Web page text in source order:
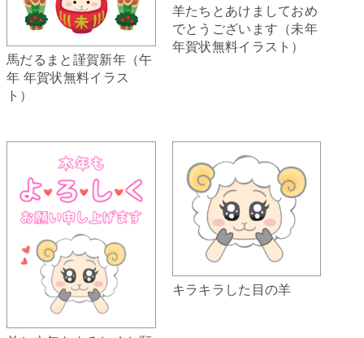
馬だるまと謹賀新年（午
年 年賀状無料イラス
ト）
羊たちとあけましておめ
でとうございます（未年
年賀状無料イラスト）
キラキラした目の羊